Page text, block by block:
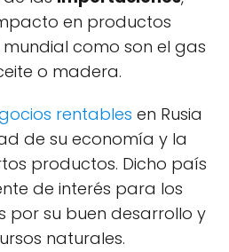
en productos
como son el gas
o madera.
rentables en Rusia
de su economía y la
productos. Dicho país
de interés para los
por su buen desarrollo y
naturales.